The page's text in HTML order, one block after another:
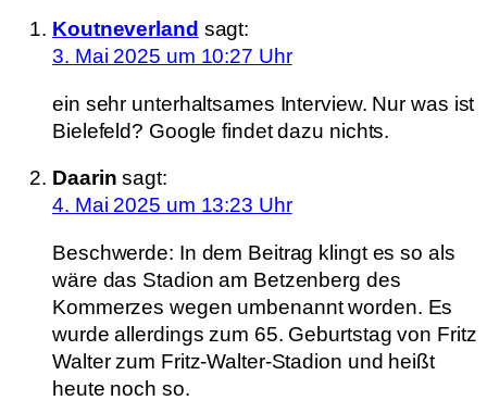
Koutneverland sagt:
3. Mai 2025 um 10:27 Uhr
ein sehr unterhaltsames Interview. Nur was ist
Bielefeld? Google findet dazu nichts.
Daarin sagt:
4. Mai 2025 um 13:23 Uhr
Beschwerde: In dem Beitrag klingt es so als
wäre das Stadion am Betzenberg des
Kommerzes wegen umbenannt worden. Es
wurde allerdings zum 65. Geburtstag von Fritz
Walter zum Fritz-Walter-Stadion und heißt
heute noch so.